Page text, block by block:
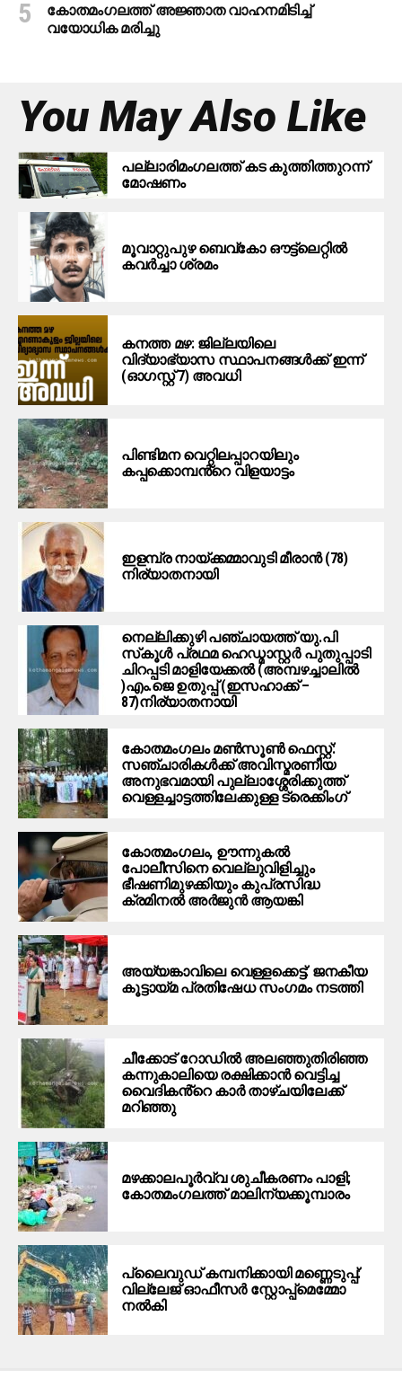
കോതമംഗലത്ത് അജ്ഞാത വാഹനമിടിച്ച്
വയോധിക മരിച്ചു
You May Also Like
പ​ല്ലാ​രി​മം​ഗ​ല​ത്ത് ക​ട കു​ത്തി​ത്തുറ​ന്ന്
മോ​ഷ​ണം
മൂ​വാ​റ്റു​പു​ഴ ബെ​വ്കോ ഔ​ട്ട്‌​ലെ​റ്റിൽ
കവർച്ചാ ശ്രമം
കനത്ത മഴ: ജില്ലയിലെ
വിദ്യാഭ്യാസ സ്ഥാപനങ്ങള്‍ക്ക് ഇന്ന്
(ഓഗസ്റ്റ് 7) അവധി
പിണ്ടിമന വെറ്റിലപ്പാറയിലും
കപ്പക്കൊമ്പൻ്റെ വിളയാട്ടം
ഇളമ്പ്ര നായ്ക്കമ്മാവുടി മീരാൻ (78)
നിര്യാതനായി
നെല്ലിക്കുഴി പഞ്ചായത്ത് യു.പി
സ്‌കൂൾ പ്രഥമ ഹെഡ്മാസ്റ്റർ പുതുപ്പാടി
ചിറപ്പടി മാളിയേക്കൽ (അമ്പഴച്ചാലിൽ
)എം.ജെ ഉതുപ്പ് (ഇസഹാക്ക് –
87)നിര്യാതനായി
കോതമംഗലം മൺസൂൺ ഫെസ്റ്റ്:
സഞ്ചാരികൾക്ക് അവിസ്മരണീയ
അനുഭവമായി പുല്ലാശ്ശേരിക്കുത്ത്
വെള്ളച്ചാട്ടത്തിലേക്കുള്ള ട്രെക്കിംഗ്
കോതമംഗലം, ഊന്നുകൽ
പോലീസിനെ വെല്ലുവിളിച്ചും
ഭീഷണിമുഴക്കിയും കുപ്രസിദ്ധ
ക്രമിനല്‍ അര്‍ജുന്‍ ആയങ്കി
അയ്യങ്കാവിലെ വെള്ളക്കെട്ട്: ജനകീയ
കൂട്ടായ്മ പ്രതിഷേധ സംഗമം നടത്തി
ചീക്കോട് റോഡിൽ അലഞ്ഞുതിരിഞ്ഞ
കന്നുകാലിയെ രക്ഷിക്കാൻ വെട്ടിച്ച
വൈദികൻ്റെ കാർ താഴ്ചയിലേക്ക്
മറിഞ്ഞു
മഴക്കാലപൂർവ്വ ശുചീകരണം പാളി;
കോതമംഗലത്ത് മാലിന്യക്കൂമ്പാരം
പ്ലൈവുഡ് കമ്പനിക്കായി മണ്ണെടുപ്പ്:
വില്ലേജ് ഓഫീസർ സ്റ്റോപ്പ്മെമ്മോ
നൽകി